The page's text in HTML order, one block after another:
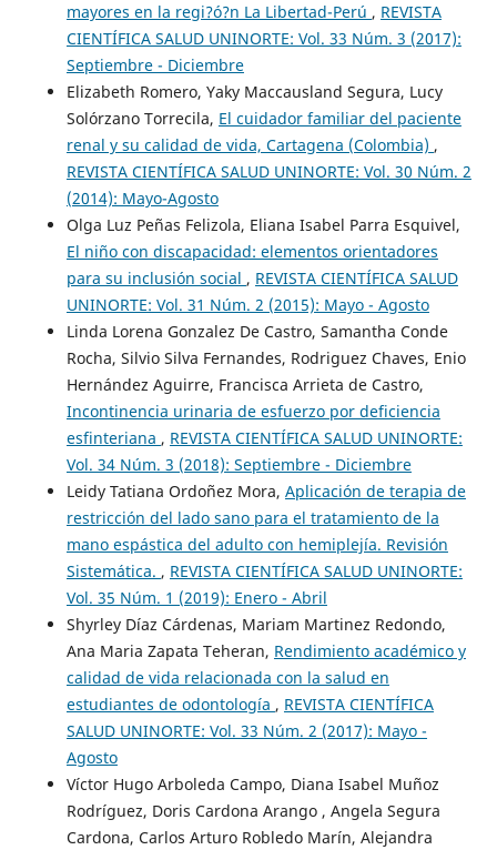
mayores en la regi?ó?n La Libertad-Perú , REVISTA
CIENTÍFICA SALUD UNINORTE: Vol. 33 Núm. 3 (2017):
Septiembre - Diciembre
Elizabeth Romero, Yaky Maccausland Segura, Lucy
Solórzano Torrecila, El cuidador familiar del paciente
renal y su calidad de vida, Cartagena (Colombia) ,
REVISTA CIENTÍFICA SALUD UNINORTE: Vol. 30 Núm. 2
(2014): Mayo-Agosto
Olga Luz Peñas Felizola, Eliana Isabel Parra Esquivel,
El niño con discapacidad: elementos orientadores
para su inclusión social , REVISTA CIENTÍFICA SALUD
UNINORTE: Vol. 31 Núm. 2 (2015): Mayo - Agosto
Linda Lorena Gonzalez De Castro, Samantha Conde
Rocha, Silvio Silva Fernandes, Rodriguez Chaves, Enio
Hernández Aguirre, Francisca Arrieta de Castro,
Incontinencia urinaria de esfuerzo por deficiencia
esfinteriana , REVISTA CIENTÍFICA SALUD UNINORTE:
Vol. 34 Núm. 3 (2018): Septiembre - Diciembre
Leidy Tatiana Ordoñez Mora, Aplicación de terapia de
restricción del lado sano para el tratamiento de la
mano espástica del adulto con hemiplejía. Revisión
Sistemática. , REVISTA CIENTÍFICA SALUD UNINORTE:
Vol. 35 Núm. 1 (2019): Enero - Abril
Shyrley Díaz Cárdenas, Mariam Martinez Redondo,
Ana Maria Zapata Teheran, Rendimiento académico y
calidad de vida relacionada con la salud en
estudiantes de odontología , REVISTA CIENTÍFICA
SALUD UNINORTE: Vol. 33 Núm. 2 (2017): Mayo -
Agosto
Víctor Hugo Arboleda Campo, Diana Isabel Muñoz
Rodríguez, Doris Cardona Arango , Angela Segura
Cardona, Carlos Arturo Robledo Marín, Alejandra